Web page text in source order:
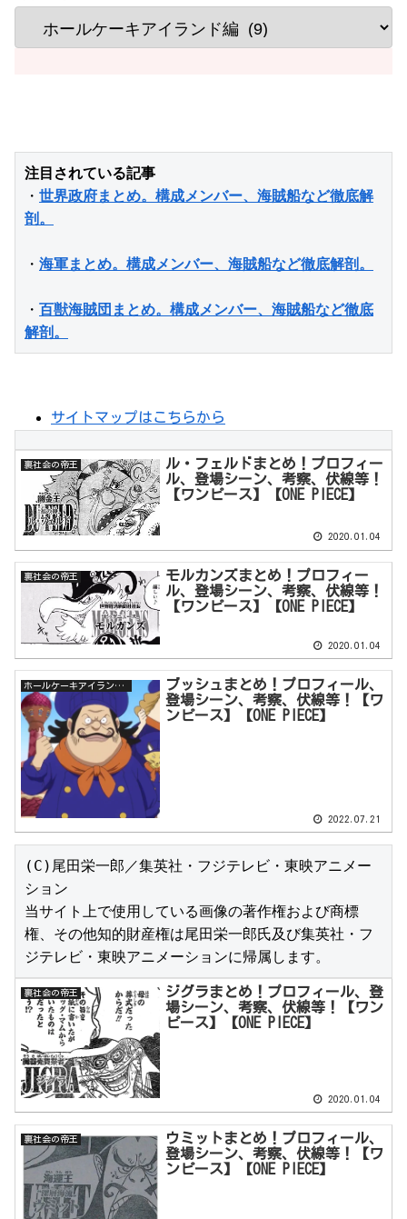
注目されている記事
・ 世界政府まとめ。構成メンバー、海賊船など徹底解
剖。
・ 海軍まとめ。構成メンバー、海賊船など徹底解剖。
・ 百獣海賊団まとめ。構成メンバー、海賊船など徹底
解剖。
サイトマップはこちらから
裏社会の帝王
ル・フェルドまとめ！プロフィー
ル、登場シーン、考察、伏線等！
【ワンピース】【ONE PIECE】
2020.01.04
裏社会の帝王
モルカンズまとめ！プロフィー
ル、登場シーン、考察、伏線等！
【ワンピース】【ONE PIECE】
2020.01.04
ホールケーキアイランド編
ブッシュまとめ！プロフィール、
登場シーン、考察、伏線等！【ワ
ンピース】【ONE PIECE】
2022.07.21
(C)尾田栄一郎／集英社・フジテレビ・東映アニメー
ション
当サイト上で使用している画像の著作権および商標
権、その他知的財産権は尾田栄一郎氏及び集英社・フ
ジテレビ・東映アニメーションに帰属します。
裏社会の帝王
ジグラまとめ！プロフィール、登
場シーン、考察、伏線等！【ワン
ピース】【ONE PIECE】
2020.01.04
裏社会の帝王
ウミットまとめ！プロフィール、
登場シーン、考察、伏線等！【ワ
ンピース】【ONE PIECE】